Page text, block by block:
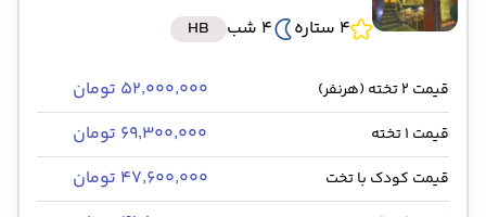
4 ستاره
4 شب HB
قیمت 2 تخته (هرنفر) ۵۲٬۰۰۰٬۰۰۰ تومان
قیمت 1 تخته ۶۹٬۳۰۰٬۰۰۰ تومان
قیمت کودک با تخت ۴۷٬۶۰۰٬۰۰۰ تومان